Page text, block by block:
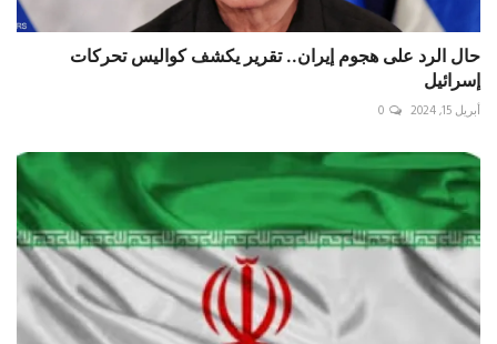
حال الرد على هجوم إيران.. تقرير يكشف كواليس تحركات
إسرائيل
أبريل 15, 2024 0